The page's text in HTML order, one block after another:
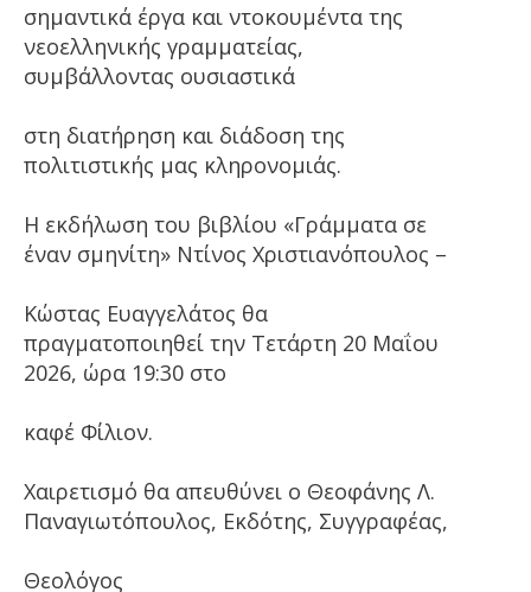
σημαντικά έργα και ντοκουμέντα της
νεοελληνικής γραμματείας,
συμβάλλοντας ουσιαστικά
στη διατήρηση και διάδοση της
πολιτιστικής μας κληρονομιάς.
Η εκδήλωση του βιβλίου «Γράμματα σε
έναν σμηνίτη» Ντίνος Χριστιανόπουλος –
Κώστας Ευαγγελάτος θα
πραγματοποιηθεί την Τετάρτη 20 Μαΐου
2026, ώρα 19:30 στο
καφέ Φίλιον.
Χαιρετισμό θα απευθύνει ο Θεοφάνης Λ.
Παναγιωτόπουλος, Εκδότης, Συγγραφέας,
Θεολόγος